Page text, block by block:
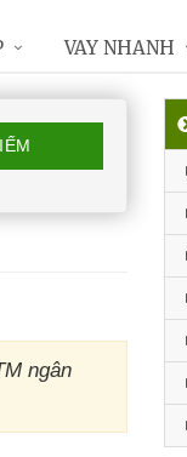
ngân
VAY NHANH